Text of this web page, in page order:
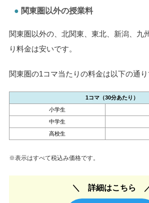
関東圏以外の授業料
関東圏以外の、北関東、東北、新潟、九
り料金は安いです。
関東圏の1コマ当たりの料金は以下の通り
1コマ（30分あたり）
小学生
中学生
高校生
※表示はすべて税込み価格です。
詳細はこちら